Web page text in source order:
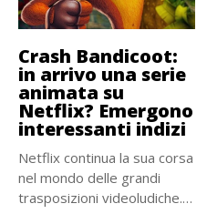
Crash Bandicoot:
in arrivo una serie
animata su
Netflix? Emergono
interessanti indizi
Netflix continua la sua corsa
nel mondo delle grandi
trasposizioni videoludiche.